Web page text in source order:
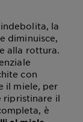
la
diminuisce,
alla rottura.
con
il miele, per
ripristinare il
è